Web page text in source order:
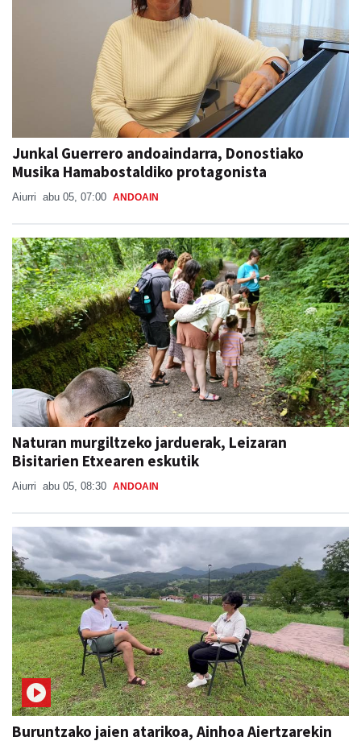
Junkal Guerrero andoaindarra, Donostiako
Musika Hamabostaldiko protagonista
Aiurri abu 05, 07:00 ANDOAIN
Naturan murgiltzeko jarduerak, Leizaran
Bisitarien Etxearen eskutik
Aiurri abu 05, 08:30 ANDOAIN
Buruntzako jaien atarikoa, Ainhoa Aiertzarekin